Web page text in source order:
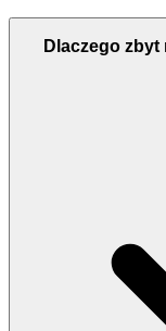
Dlaczego zbyt